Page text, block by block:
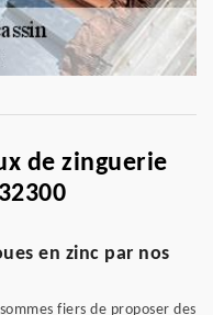
de zinguerie
en zinc par nos
fiers de proposer des